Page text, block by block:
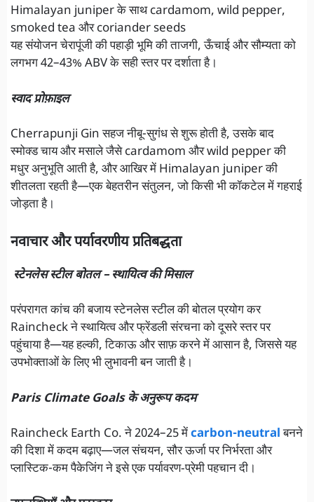
Himalayan juniper के साथ cardamom, wild pepper,
smoked tea और coriander seeds
यह संयोजन चेरापूंजी की पहाड़ी भूमि की ताजगी, ऊँचाई और सौम्यता को
लगभग 42–43% ABV के सही स्तर पर दर्शाता है।
स्वाद प्रोफ़ाइल
Cherrapunji Gin सहज नीबू-सुगंध से शुरू होती है, उसके बाद
स्मोक्ड चाय और मसाले जैसे cardamom और wild pepper की
मधुर अनुभूति आती है, और आखिर में Himalayan juniper की
शीतलता रहती है—एक बेहतरीन संतुलन, जो किसी भी कॉकटेल में गहराई
जोड़ता है।
नवाचार और पर्यावरणीय प्रतिबद्धता
स्टेनलेस स्टील बोतल – स्थायित्व की मिसाल
परंपरागत कांच की बजाय स्टेनलेस स्टील की बोतल प्रयोग कर
Raincheck ने स्थायित्व और फ्रेंडली संरचना को दूसरे स्तर पर
पहुंचाया है—यह हल्की, टिकाऊ और साफ़ करने में आसान है, जिससे यह
उपभोक्ताओं के लिए भी लुभावनी बन जाती है।
Paris Climate Goals के अनुरूप कदम
Raincheck Earth Co. ने 2024–25 मेंcarbon-neutralबनने
की दिशा में कदम बढ़ाए—जल संचयन, सौर ऊर्जा पर निर्भरता और
प्लास्टिक-कम पैकेजिंग ने इसे एक पर्यावरण‑प्रेमी पहचान दी।